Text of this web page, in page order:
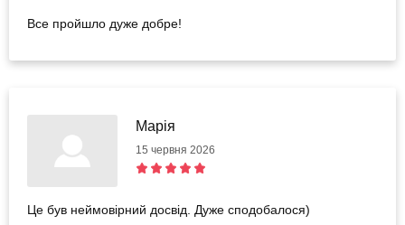
Все пройшло дуже добре!
Марія
15 червня 2026
Це був неймовірний досвід. Дуже сподобалося)